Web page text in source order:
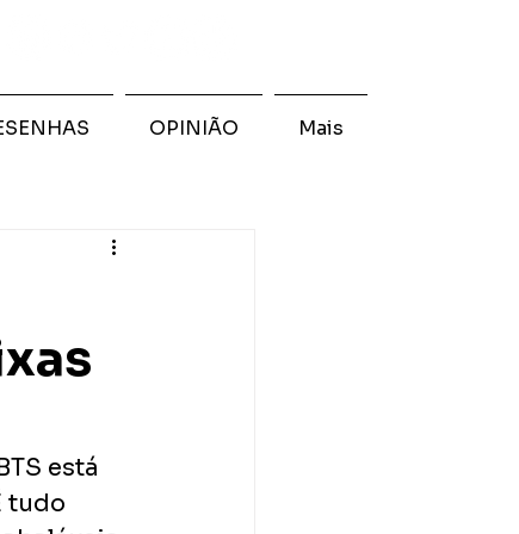
está
tudo
OPINIÃO Mais